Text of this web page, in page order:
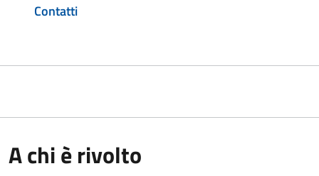
Contatti
A chi è rivolto